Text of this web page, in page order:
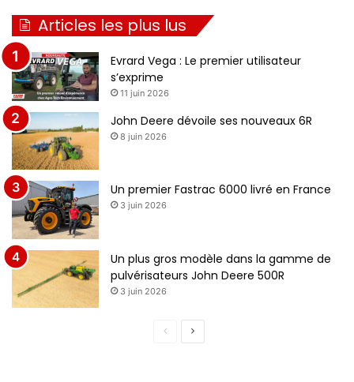
Articles les plus lus
Evrard Vega : Le premier utilisateur
s’exprime
11 juin 2026
John Deere dévoile ses nouveaux 6R
8 juin 2026
Un premier Fastrac 6000 livré en France
3 juin 2026
Un plus gros modèle dans la gamme de
pulvérisateurs John Deere 500R
3 juin 2026
Page
Page